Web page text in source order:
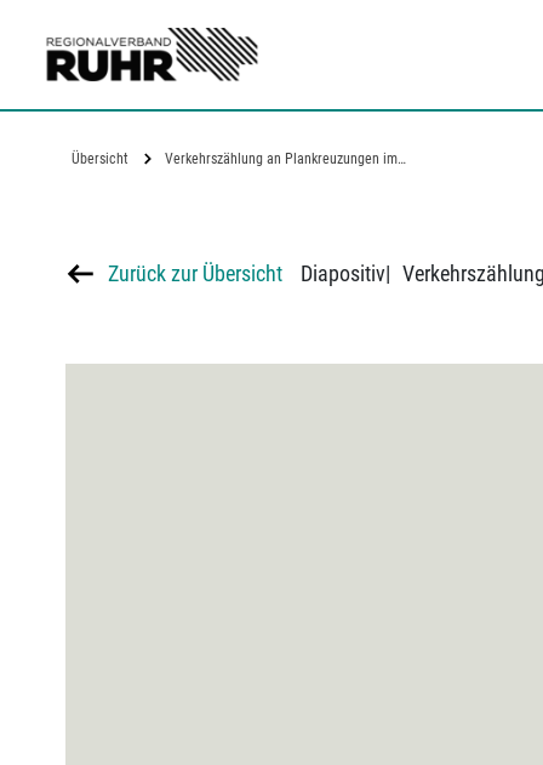
Übersicht Verkehrszählung an Plankreuzungen im…
Zurück zur Übersicht Diapositiv|